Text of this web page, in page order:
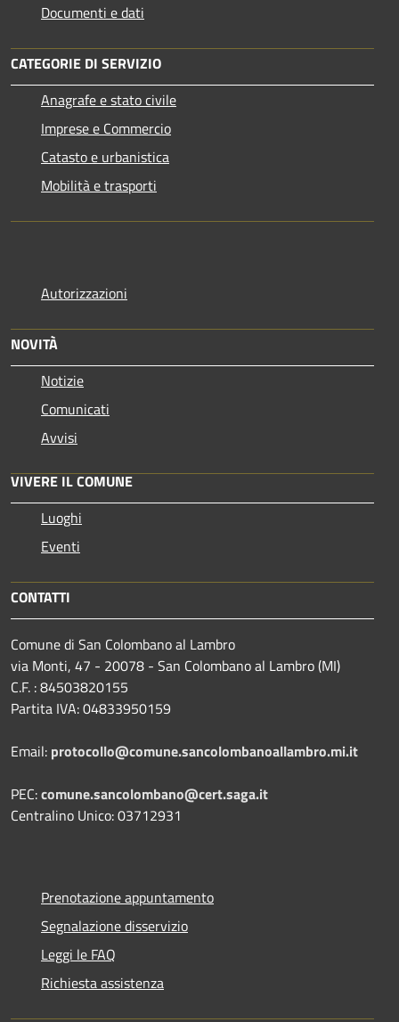
Documenti e dati
CATEGORIE DI SERVIZIO
Anagrafe e stato civile
Imprese e Commercio
Catasto e urbanistica
Mobilità e trasporti
Autorizzazioni
NOVITÀ
Notizie
Comunicati
Avvisi
VIVERE IL COMUNE
Luoghi
Eventi
CONTATTI
Comune di San Colombano al Lambro
via Monti, 47 - 20078 - San Colombano al Lambro (MI)
C.F. : 84503820155
Partita IVA: 04833950159
Email: protocollo@comune.sancolombanoallambro.mi.it
PEC:comune.sancolombano@cert.saga.it
Centralino Unico: 03712931
Prenotazione appuntamento
Segnalazione disservizio
Leggi le FAQ
Richiesta assistenza